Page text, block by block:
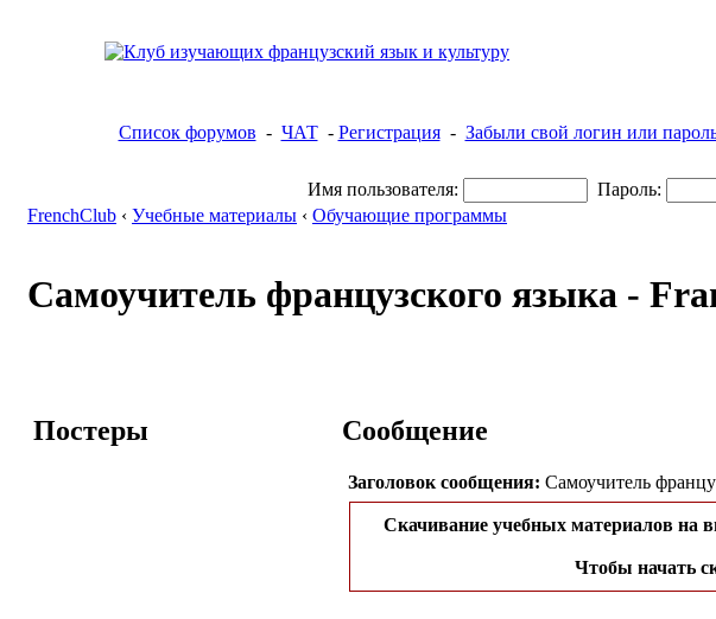
Список форумов - ЧАТ- Регистрация- Забыли свой логин или
Имя пользователя: Пароль:
FrenchClub ‹ Учебные материалы ‹ Обучающие программы
Самоучитель французского языка -
Постеры Сообщение
Заголовок сообщения: Самоучитель
Скачивание учебных материалов на
Чтобы начать